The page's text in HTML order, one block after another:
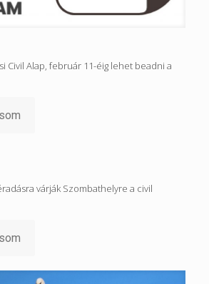
Civil Alap, február 11-éig lehet beadni a
várják Szombathelyre a civil